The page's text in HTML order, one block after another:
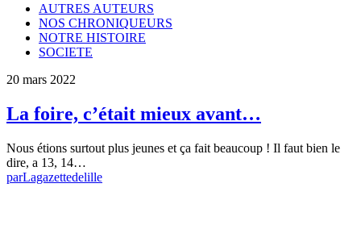
AUTRES AUTEURS
NOS CHRONIQUEURS
NOTRE HISTOIRE
SOCIETE
20 mars 2022
La foire, c’était mieux avant…
Nous étions surtout plus jeunes et ça fait beaucoup ! Il faut bien le
dire, a 13, 14…
parLagazettedelille